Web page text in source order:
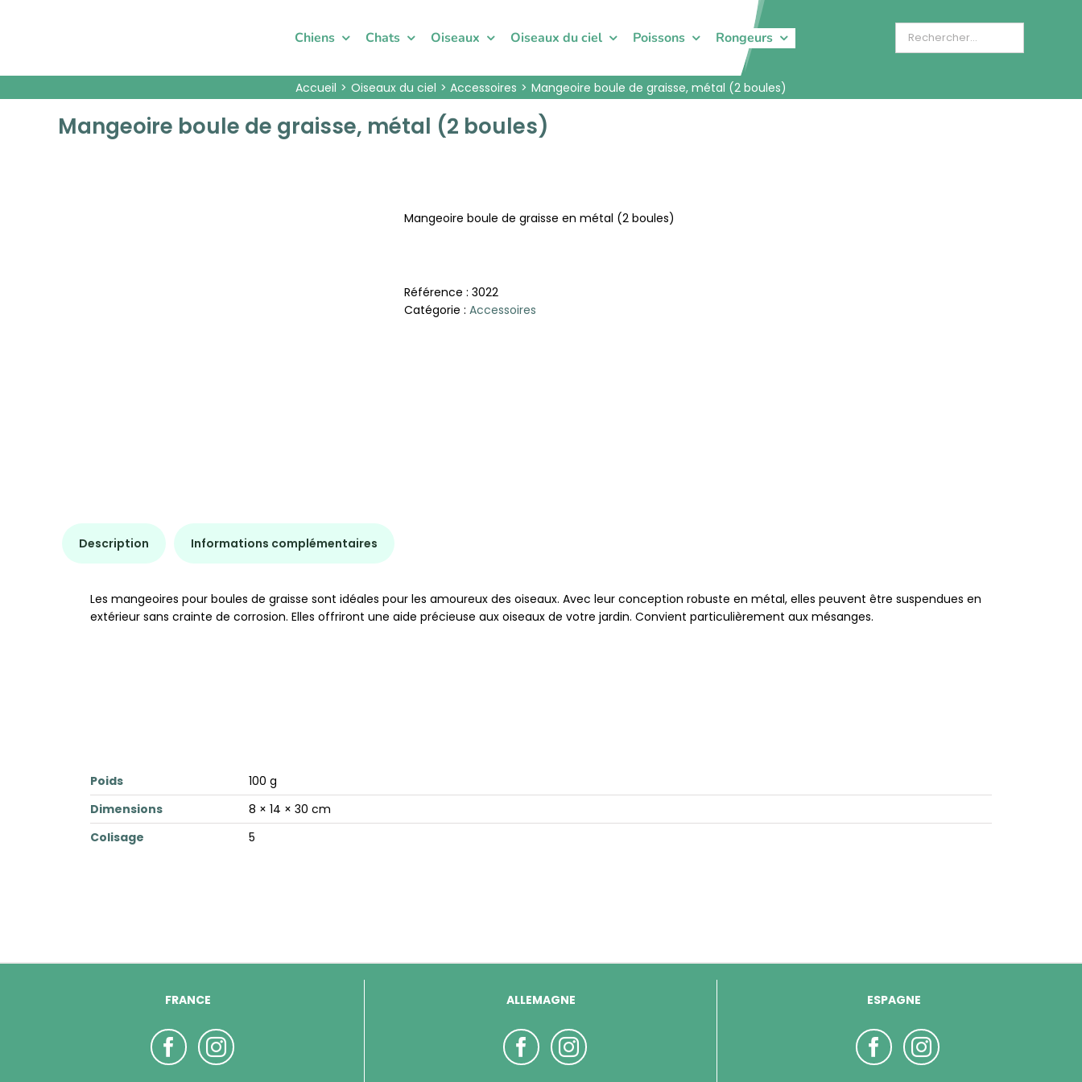
Chiens Chats Oiseaux Oiseaux du ciel Poissons Rongeurs
Accueil Oiseaux du ciel Accessoires Mangeoire boule de graisse, métal (2 boules)
Mangeoire boule de graisse, métal (2 boules)
Mangeoire boule de graisse en métal (2 boules)
Référence : 3022
Catégorie : Accessoires
Description Informations complémentaires
Les mangeoires pour boules de graisse sont idéales pour les amoureux des oiseaux. Avec leur conception robuste en métal, elles peuvent être suspendues en
extérieur sans crainte de corrosion. Elles offriront une aide précieuse aux oiseaux de votre jardin. Convient particulièrement aux mésanges.
Poids
100 g
Dimensions
8 × 14 × 30 cm
Colisage
5
FRANCE ALLEMAGNE ESPAGNE